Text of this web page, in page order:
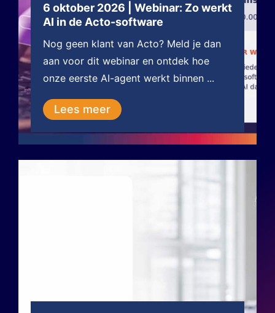
6 oktober 2026 | Webinar: Zo werkt
AI in de Acto-software
Nog geen klant van Acto? Meld je dan
aan voor dit webinar en ontdek hoe
onze eerste AI-agent werkt binnen ...
Lees meer